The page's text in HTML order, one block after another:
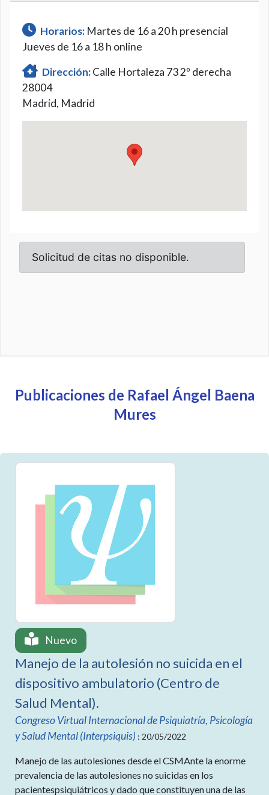
Horarios: Martes de 16 a 20 h presencial
Jueves de 16 a 18 h online
Dirección:Calle Hortaleza 73 2º derecha
28004
Madrid, Madrid
Publicaciones de Rafael Ángel Baena
Mures
Nuevo
Manejo de la autolesión no suicida en el
dispositivo ambulatorio (Centro de
Salud Mental).
Congreso Virtual Internacional de Psiquiatría, Psicología
y Salud Mental (Interpsiquis) : 20/05/2022
Manejo de las autolesiones desde el CSMAnte la enorme
prevalencia de las autolesiones no suicidas en los
pacientespsiquiátricos y dado que constituyen una de las